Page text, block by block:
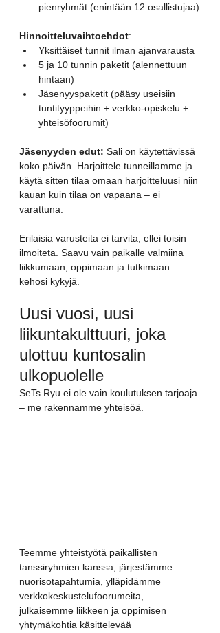
pienryhmät (enintään 12 osallistujaa)
Hinnoitteluvaihtoehdot:
Yksittäiset tunnit ilman ajanvarausta
5 ja 10 tunnin paketit (alennettuun
hintaan)
Jäsenyyspaketit (pääsy useisiin
tuntityyppeihin + verkko-opiskelu +
yhteisöfoorumit)
Jäsenyyden edut: Sali on käytettävissä
koko päivän. Harjoittele tunneillamme ja
käytä sitten tilaa omaan harjoitteluusi niin
kauan kuin tilaa on vapaana – ei
varattuna.
Erilaisia varusteita ei tarvita, ellei toisin
ilmoiteta. Saavu vain paikalle valmiina
liikkumaan, oppimaan ja tutkimaan
kehosi kykyjä.
Uusi vuosi, uusi
liikuntakulttuuri, joka
ulottuu kuntosalin
ulkopuolelle
SeTs Ryu ei ole vain koulutuksen tarjoaja
– me rakennamme yhteisöä.
Teemme yhteistyötä paikallisten
tanssiryhmien kanssa, järjestämme
nuorisotapahtumia, ylläpidämme
verkkokeskustelufoorumeita,
julkaisemme liikkeen ja oppimisen
yhtymäkohtia käsittelevää